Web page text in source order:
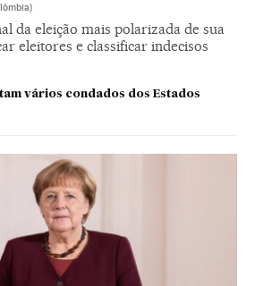
da eleição mais polarizada de sua
eleitores e classificar indecisos
vários condados dos Estados